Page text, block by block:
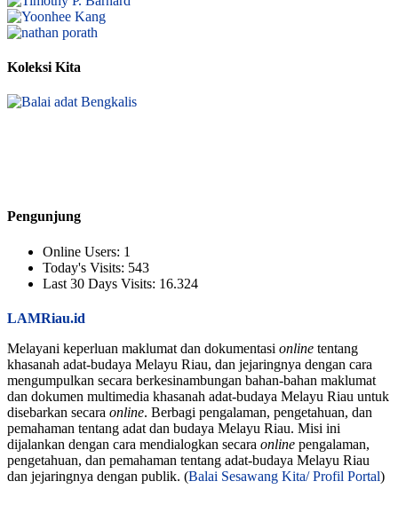
Koleksi Kita
Pengunjung
Online Users: 1
Today's Visits: 543
Last 30 Days Visits: 16.324
LAMRiau.id
Melayani keperluan maklumat dan dokumentasi online tentang
khasanah adat-budaya Melayu Riau, dan jejaringnya dengan cara
mengumpulkan secara berkesinambungan bahan-bahan maklumat
dan dokumen multimedia khasanah adat-budaya Melayu Riau untuk
disebarkan secara online. Berbagi pengalaman, pengetahuan, dan
pemahaman tentang adat dan budaya Melayu Riau. Misi ini
dijalankan dengan cara mendialogkan secara online pengalaman,
pengetahuan, dan pemahaman tentang adat-budaya Melayu Riau
dan jejaringnya dengan publik. (Balai Sesawang Kita/ Profil Portal)